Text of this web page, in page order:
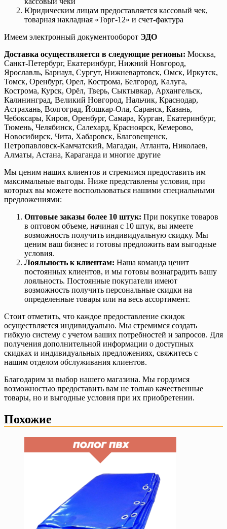
Юридическим лицам предоставляется кассовый чек,
товарная накладная «Торг-12» и счет-фактура
Имеем электронный документооборот ЭДО
Доставка осуществляется в следующие регионы: Москва,
Санкт-Петербург, Екатеринбург, Нижний Новгород,
Ярославль, Барнаул, Сургут, Нижневартовск, Омск, Иркутск,
Томск, Оренбург, Орел, Кострома, Белгород, Калуга,
Кострома, Курск, Орёл, Тверь, Сыктывкар, Архангельск,
Калининград, Великий Новгород, Нальчик, Краснодар,
Астрахань, Волгоград, Йошкар-Ола, Саранск, Казань,
Чебоксары, Киров, Оренбург, Самара, Курган, Екатеринбург,
Тюмень, Челябинск, Салехард, Красноярск, Кемерово,
Новосибирск, Чита, Хабаровск, Благовещенск,
Петропавловск-Камчатский, Магадан, Атланта, Николаев,
Алматы, Астана, Караганда и многие другие
Мы ценим наших клиентов и стремимся предоставить им
максимальные выгоды. Ниже представлены условия, при
которых вы можете воспользоваться нашими специальными
предложениями:
Оптовые заказы более 10 штук: При покупке товаров
в оптовом объеме, начиная с 10 штук, вы имеете
возможность получить индивидуальную скидку. Мы
ценим ваш бизнес и готовы предложить вам выгодные
условия.
Лояльность к клиентам: Наша команда ценит
постоянных клиентов, и мы готовы вознаградить вашу
лояльность. Постоянные покупатели имеют
возможность получить персональные скидки на
определенные товары или на весь ассортимент.
Стоит отметить, что каждое предоставление скидок
осуществляется индивидуально. Мы стремимся создать
гибкую систему с учетом ваших потребностей и запросов. Для
получения дополнительной информации о доступных
скидках и индивидуальных предложениях, свяжитесь с
нашим отделом обслуживания клиентов.
Благодарим за выбор нашего магазина. Мы гордимся
возможностью предоставить вам не только качественные
товары, но и выгодные условия при их приобретении.
Похожие